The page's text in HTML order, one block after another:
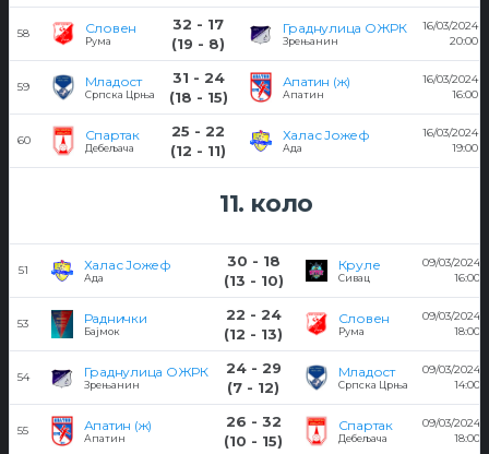
58 Словен
Рума
32 - 17
(19 - 8)
Граднулица ОЖРК
Зрењанин
16/03/2024
20:00
59 Младост
Српска Црња
31 - 24
(18 - 15)
Апатин (ж)
Апатин
16/03/2024
16:00
60 Спартак
Дебељача
25 - 22
(12 - 11)
Халас Јожеф
Ада
16/03/2024
19:00
11. коло
51 Халас Јожеф
Ада
30 - 18
(13 - 10)
Круле
Сивац
09/03/2024
16:00
53 Раднички
Бајмок
22 - 24
(12 - 13)
Словен
Рума
09/03/2024
18:00
54 Граднулица ОЖРК
Зрењанин
24 - 29
(7 - 12)
Младост
Српска Црња
09/03/2024
14:00
55 Апатин (ж)
Апатин
26 - 32
(10 - 15)
Спартак
Дебељача
09/03/2024
18:00